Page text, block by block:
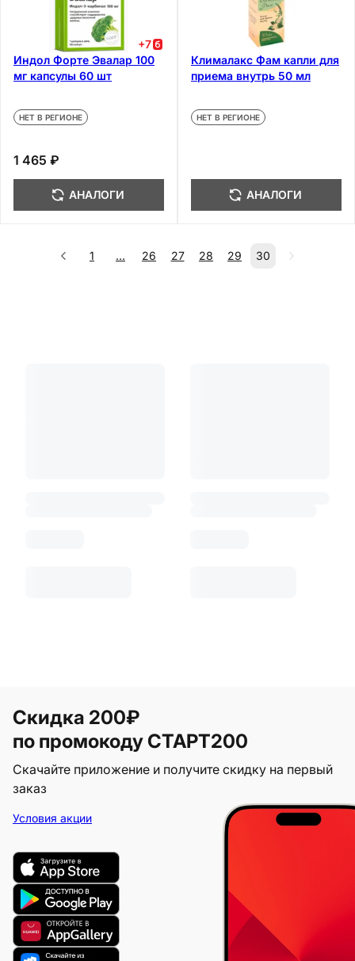
+7
Индол Форте Эвалар 100
мг капсулы 60 шт
НЕТ В РЕГИОНЕ
1 465 ₽
АНАЛОГИ
Клималакс Фам капли для
приема внутрь 50 мл
НЕТ В РЕГИОНЕ
АНАЛОГИ
1 ... 26 27 28 29 30
Скидка 200₽
по промокоду СТАРТ200
Скачайте приложение и получите скидку на первый
заказ
Условия акции